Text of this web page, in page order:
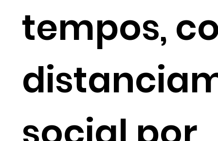
tempos,